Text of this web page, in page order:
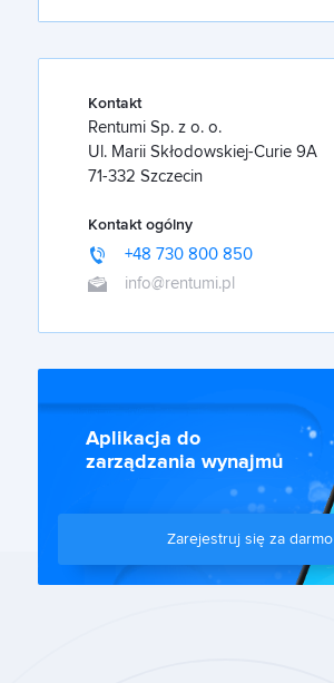
Kontakt
Rentumi Sp. z o. o.
Ul. Marii Skłodowskiej-Curie 9A
71-332 Szczecin
Kontakt ogólny
+48 730 800 850
info@rentumi.pl
Aplikacja do
zarządzania wynajmu
Zarejestruj się za darmo